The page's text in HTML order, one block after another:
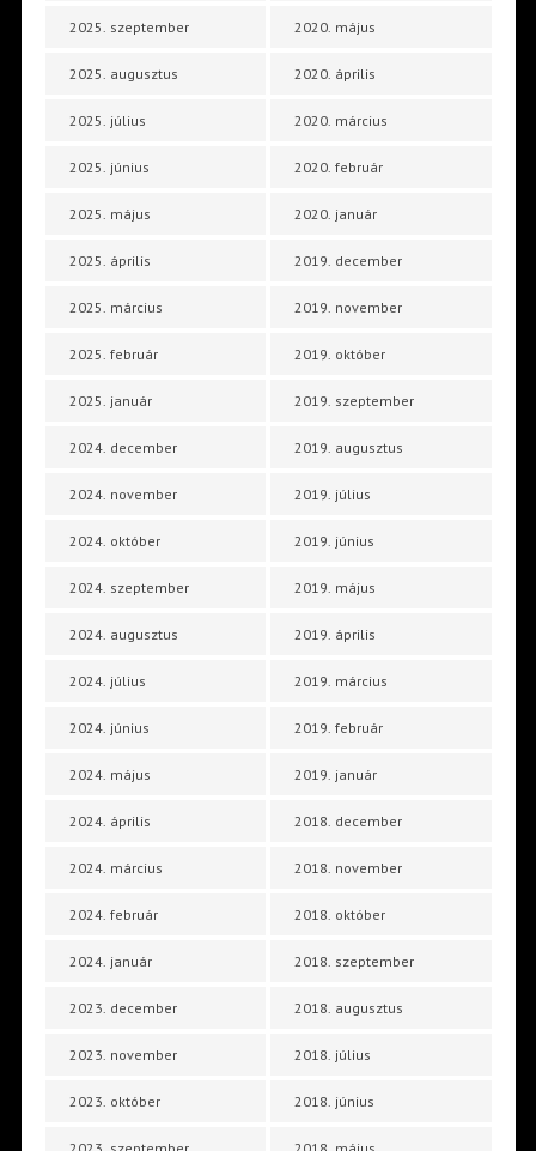
2025. szeptember
2025. augusztus
2025. július
2025. június
2025. május
2025. április
2025. március
2025. február
2025. január
2024. december
2024. november
2024. október
2024. szeptember
2024. augusztus
2024. július
2024. június
2024. május
2024. április
2024. március
2024. február
2024. január
2023. december
2023. november
2023. október
2020. május
2020. április
2020. március
2020. február
2020. január
2019. december
2019. november
2019. október
2019. szeptember
2019. augusztus
2019. július
2019. június
2019. május
2019. április
2019. március
2019. február
2019. január
2018. december
2018. november
2018. október
2018. szeptember
2018. augusztus
2018. július
2018. június